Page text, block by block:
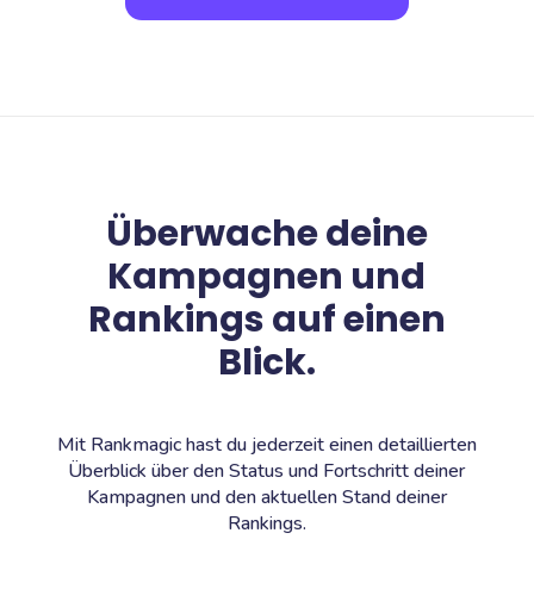
Überwache deine
Kampagnen und
Rankings auf einen
Blick.
Mit Rankmagic hast du jederzeit einen detaillierten
Überblick über den Status und Fortschritt deiner
Kampagnen und den aktuellen Stand deiner
Rankings.